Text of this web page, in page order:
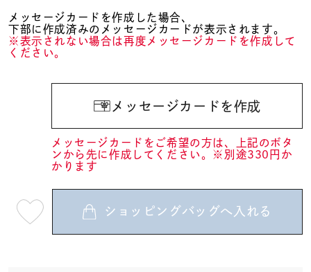
メッセージカードを作成した場合、
下部に作成済みのメッセージカードが表示されます。
※表示されない場合は再度メッセージカードを作成して
ください。
メッセージカードを作成
メッセージカードをご希望の方は、上記のボタ
ンから先に作成してください。※別途330円か
かります
08
ショッピングバッグへ入れる